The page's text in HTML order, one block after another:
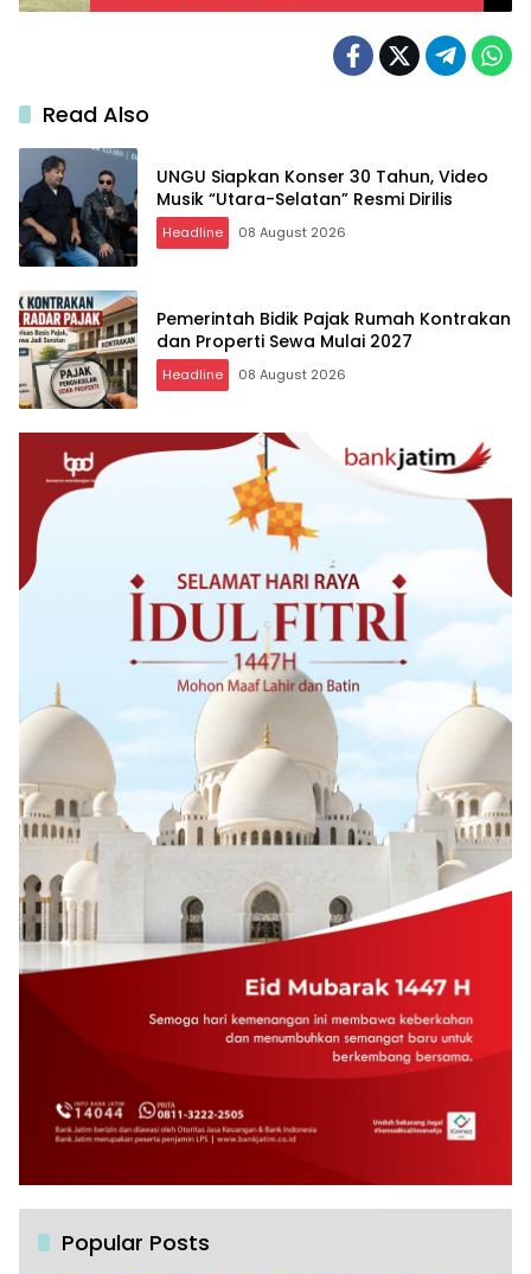
Read Also
UNGU Siapkan Konser 30 Tahun, Video
Musik “Utara-Selatan” Resmi Dirilis
Headline 08 August 2026
Pemerintah Bidik Pajak Rumah Kontrakan
dan Properti Sewa Mulai 2027
Headline 08 August 2026
Popular Posts